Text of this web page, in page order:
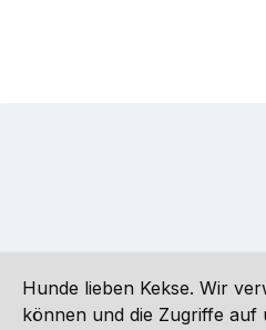
Hunde lieben Kekse. Wir
können und die Zugriffe